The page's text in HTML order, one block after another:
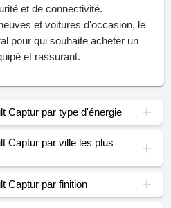
et de connectivité.
et voitures d'occasion, le
pour qui souhaite acheter un
et rassurant.
Captur par type d'énergie
Captur par ville les plus
Captur par finition